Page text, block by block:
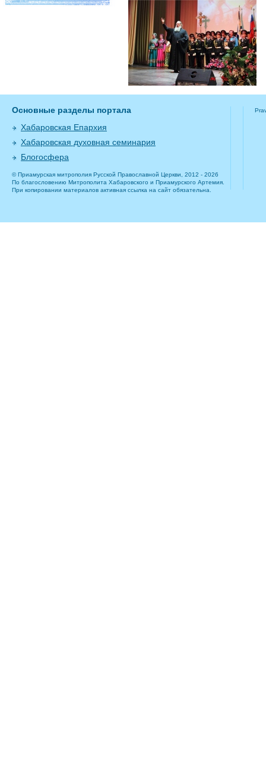
Основные разделы портала
Хабаровская Епархия
Хабаровская духовная семинария
Блогосфера
© Приамурская митрополия Русской Православной Церкви, 2012 - 2026
По благословению Митрополита Хабаровского и Приамурского Артемия.
При копировании материалов активная ссылка на сайт обязательна.